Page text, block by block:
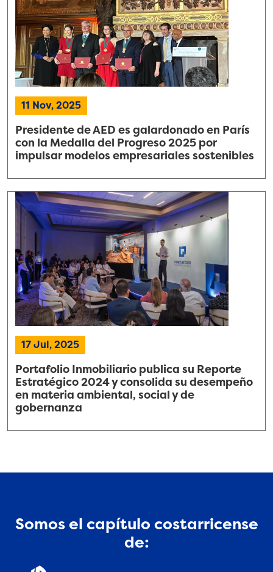
11 Nov, 2025
Presidente de AED es galardonado en París
con la Medalla del Progreso 2025 por
impulsar modelos empresariales sostenibles
17 Jul, 2025
Portafolio Inmobiliario publica su Reporte
Estratégico 2024 y consolida su desempeño
en materia ambiental, social y de
gobernanza
Somos el capítulo costarricense
de: